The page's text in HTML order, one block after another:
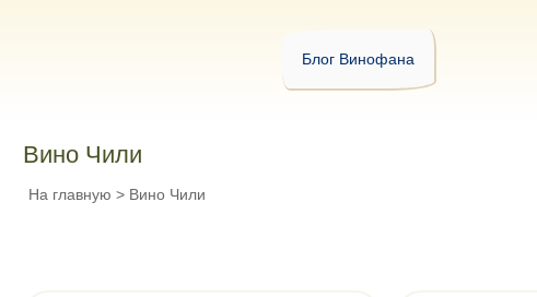
Блог Винофана
Вино Чили
На главную >Вино Чили